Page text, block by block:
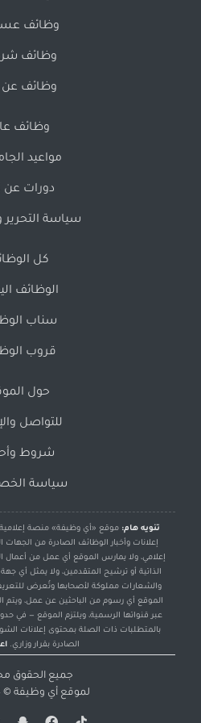
وظائف
وظائف
وظائف عن
وظائف
مواعيد
دورات عن
سياسة التحرير
كل
الوظائف
سناب
قروب
حول
للتواصل
شروط
سياسة
تنويه هام: موقع «أي وظيفة» منصة
إعلانات وأخبار الوظائف الصادرة من
إعلامي، ولا يمارس الموقع أي عمل من
الذاتية أو ترشيح المتقدمين، ولا يمثل أي
والشعارات مملوكة لأصحابها وتُعرض
الموقع أي رسوم من الباحثين عن عمل، ويتم
عبر قنواتها الرسمية، ويلتزم الموقع — في
بالمتطلبات ذات الصلة بمحتوى إعلانات
الصادرة بقرار وزاري.
جميع الحقوق
لموقع أي وظيفة © 2014-2026